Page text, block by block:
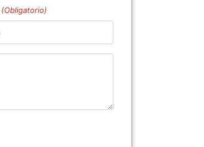
(Obligatorio)